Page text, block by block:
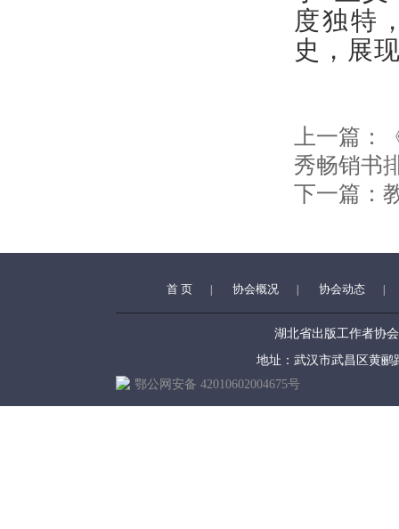
度独特
史，展
上一篇：
秀畅销书
下一篇：
首 页 | 协会概况 | 协会动态 |
湖北省出版工作者协
地址：武汉市武昌区黄
鄂公网安备 42010602004675号